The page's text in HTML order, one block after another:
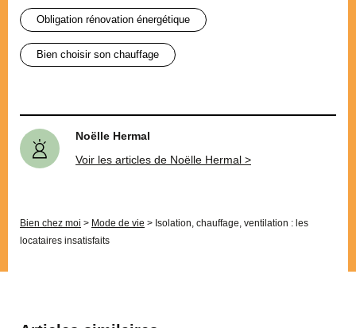
obligation rénovation énergétique
bien choisir son chauffage
Noëlle Hermal
Voir les articles de Noëlle Hermal >
Bien chez moi > Mode de vie > Isolation, chauffage, ventilation : les
locataires insatisfaits